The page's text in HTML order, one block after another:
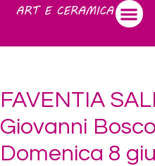
FAVENTIA
Giovanni
Domenica 8